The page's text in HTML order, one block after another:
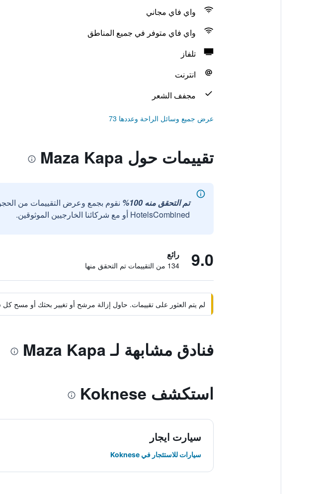
واي فاي مجاني
واي فاي متوفر في جميع المناطق
تلفاز
انترنت
مجفف الشعر
عرض جميع وسائل الراحة وعددها 73
تقييمات حول Maza Kapa
تم التحقق منه 100%
نقوم بجمع وعرض التقييمات من
HotelsCombined أو مع شركائنا الخارجيين الموثوقين.
9.0 رائع
134 من التقييمات تم التحقق منها
لم يتم العثور على تقييمات. حاول إزالة مرشح أو تغيير بحثك أو مسح
فنادق مشابهة لـ Maza Kapa
استكشف Koknese
سيارت ايجار
سيارات للاستئجار في Koknese